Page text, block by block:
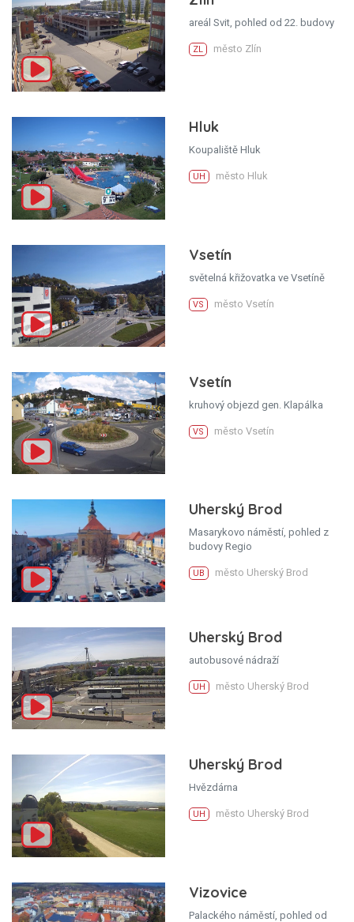
areál Svit, pohled od 22. budovy
ZL město Zlín
Hluk
Koupaliště Hluk
UH město Hluk
Vsetín
světelná křižovatka ve Vsetíně
VS město Vsetín
Vsetín
kruhový objezd gen. Klapálka
VS město Vsetín
Uherský Brod
Masarykovo náměstí, pohled z
budovy Regio
UB město Uherský Brod
Uherský Brod
autobusové nádraží
UH město Uherský Brod
Uherský Brod
Hvězdárna
UH město Uherský Brod
Vizovice
Palackého náměstí, pohled od